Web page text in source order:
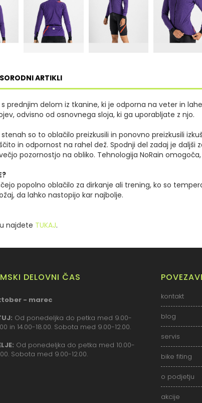
SORODNI ARTIKLI
s prednjim delom iz tkanine, ki je odporna na veter in
odvisno od osnovnega sloja, ki ga uporabljate z njo.
so to oblačilo preizkusili in ponovno preizkusili
in odpornost na rahel dež. Spodnji del zadaj je daljši
pozornostjo na obliko. Tehnologija NoRain
popolno oblačilo za dirkanje ali trening, ko so
da lahko nastopijo kar najbolje.
najdete TUKAJ.
DELOVNI ČAS
- marec
Od ponedeljka do petka med 9.00-
in 14.00-18.00. Sobota med 9.00-12.00.
Od ponedeljka do petka med 10.00-
Sobota med 9.00-12.00.
kontakt
blog
servis
bike fiting
o podjetju
akcije